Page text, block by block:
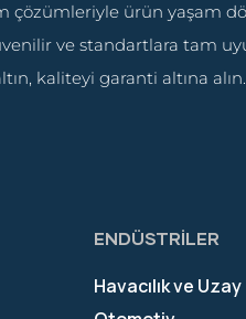
çözümleriyle ürün yaşam
ve standartlara tam
kaliteyi garanti altına alın.
ENDÜSTRİLER
Havacılık ve Uzay